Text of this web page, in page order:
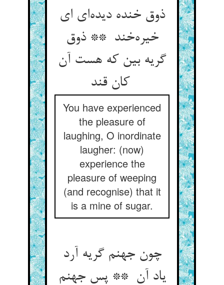
ذوق خنده دیده‌ای ای
خیره‌خند ** ذوق
گریه بین که هست آن
You have experienced
the pleasure of
laughing, O inordinate
laugher: (now)
experience the
pleasure of weeping
(and recognise) that it
is a mine of sugar.
چون جهنم گریه آرد
یاد آن ** پس جهنم